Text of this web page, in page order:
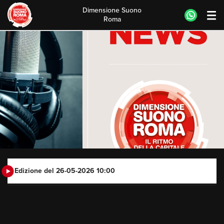
Skip
to
content
Dimensione Suono
Roma
Edizione del 26-05-2026 10:00